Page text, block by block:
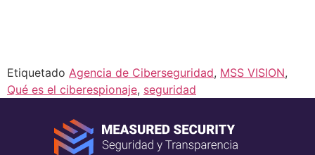
Etiquetado Agencia de Ciberseguridad, MSS VISION,
Qué es el ciberespionaje, seguridad